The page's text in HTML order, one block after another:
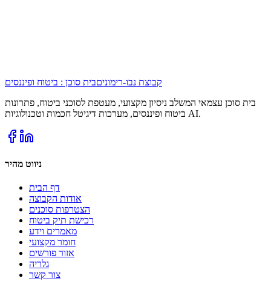
קבוצת נבו-רימוניםבית סוכן : ביטוח ופיננסים
בית סוכן עצמאי המשלב ניסיון מקצועי, מעטפת לסוכני ביטוח, פתרונות
ביטוח ופיננסים, מערכות דיגיטל חכמות וטכנולוגיות AI.
ניווט מהיר
דף הבית
אודות הקבוצה
הצטרפות סוכנים
רכישת תיק ביטוח
מאמרים וידע
חומר מקצועי
אזור פורשים
גלריה
צור קשר